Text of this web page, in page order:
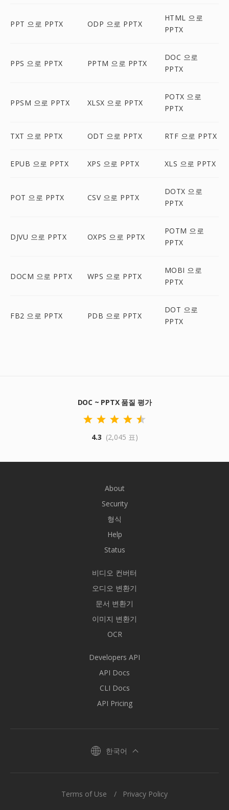
PPT 으로 PPTX ODP 으로 PPTX
HTML 으로
PPTX
PPS 으로 PPTX PPTM 으로 PPTX
DOC 으로
PPTX
PPSM 으로 PPTX XLSX 으로 PPTX
POTX 으로
PPTX
TXT 으로 PPTX ODT 으로 PPTX RTF 으로 PPTX
EPUB 으로 PPTX XPS 으로 PPTX XLS 으로 PPTX
POT 으로 PPTX CSV 으로 PPTX
DOTX 으로
PPTX
DJVU 으로 PPTX OXPS 으로 PPTX
POTM 으로
PPTX
DOCM 으로 PPTX WPS 으로 PPTX
MOBI 으로
PPTX
FB2 으로 PPTX PDB 으로 PPTX
DOT 으로
PPTX
DOC ~ PPTX 품질 평가
4.3 (2,045 표)
About
Security
형식
Help
Status
비디오 컨버터
오디오 변환기
문서 변환기
이미지 변환기
OCR
Developers API
API Docs
CLI Docs
API Pricing
한국어
Terms of Use Privacy Policy